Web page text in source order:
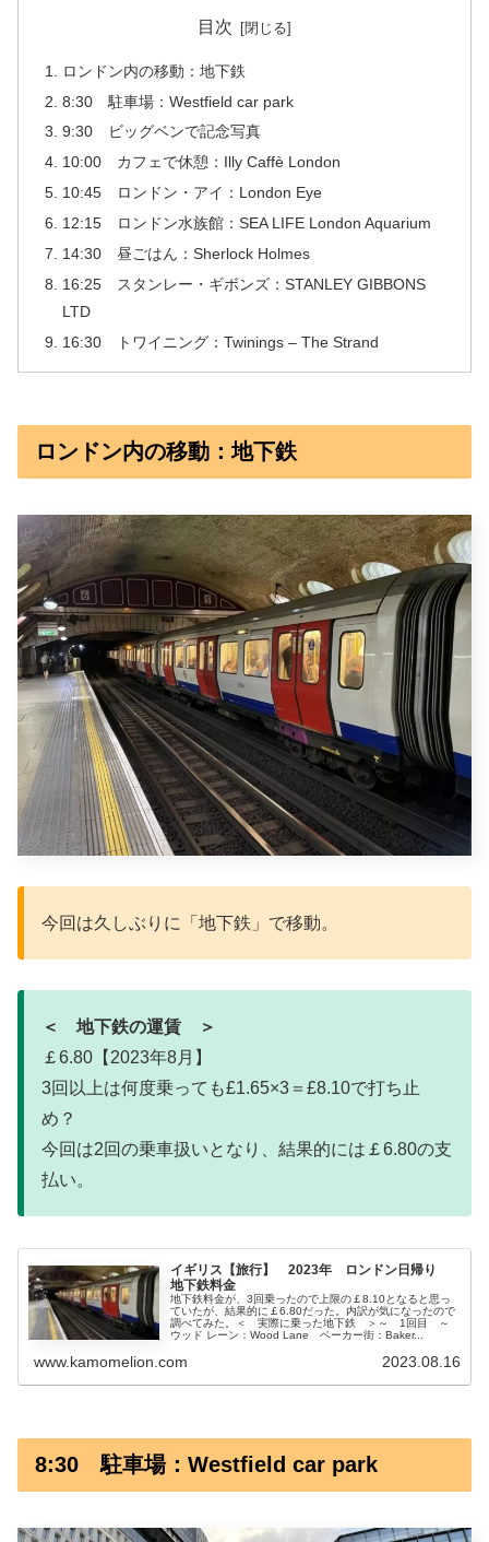
目次
ロンドン内の移動：地下鉄
8:30 駐車場：Westfield car park
9:30 ビッグベンで記念写真
10:00 カフェで休憩：Illy Caffè London
10:45 ロンドン・アイ：London Eye
12:15 ロンドン水族館：SEA LIFE London Aquarium
14:30 昼ごはん：Sherlock Holmes
16:25 スタンレー・ギボンズ：STANLEY GIBBONS
LTD
16:30 トワイニング：Twinings – The Strand
ロンドン内の移動：地下鉄
今回は久しぶりに「地下鉄」で移動。
＜ 地下鉄の運賃 ＞
￡6.80【2023年8月】
3回以上は何度乗っても£1.65×3＝£8.10で打ち止
め？
今回は2回の乗車扱いとなり、結果的には￡6.80の支
払い。
イギリス【旅行】 2023年 ロンドン日帰り
地下鉄料金
地下鉄料金が、3回乗ったので上限の￡8.10となると思っ
ていたが、結果的に￡6.80だった。内訳が気になったので
調べてみた。＜ 実際に乗った地下鉄 ＞～ 1回目 ～
ウッド レーン：Wood Lane ベーカー街：Baker...
www.kamomelion.com 2023.08.16
8:30 駐車場：Westfield car park